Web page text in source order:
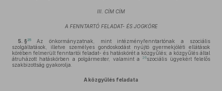
III. CÍM CÍM
A FENNTARTÓ FELADAT- ÉS JOGKÖRE
5. §25
Az önkormányzatnak, mint intézményfenntartónak a szociális
szolgáltatások, illetve személyes gondoskodást nyújtó gyermekjóléti ellátások
körében felmerült fenntartói feladat- és hatáskörét a közgyűlés; a közgyűlés által
átruházott hatáskörben a polgármester, valamint a
26szociális ügyekért felelős
szakbizottság gyakorolja.
A közgyűlés feladata